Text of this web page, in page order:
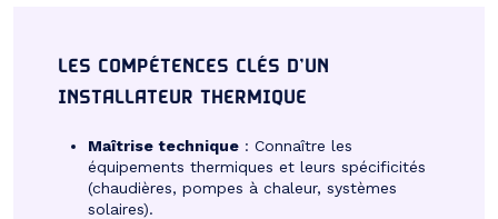
LES COMPÉTENCES CLÉS D’UN
INSTALLATEUR THERMIQUE
Maîtrise technique : Connaître les
équipements thermiques et leurs spécificités
(chaudières, pompes à chaleur, systèmes
solaires).